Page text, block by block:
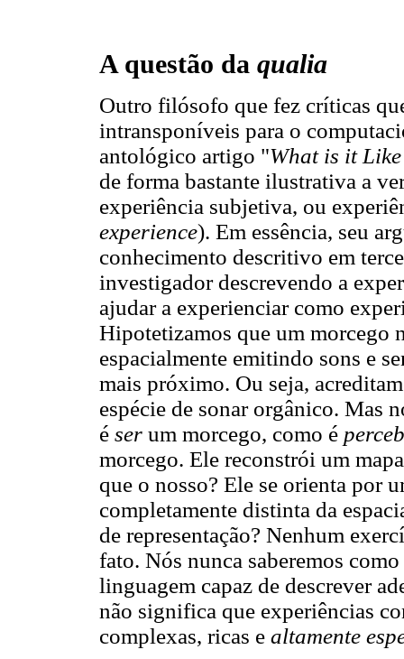
A questão da qualia
Outro filósofo que fez críticas
intransponíveis para o
antológico artigo "What is it
de forma bastante ilustrativa a
experiência subjetiva, ou
experience). Em essência, seu
conhecimento descritivo em
investigador descrevendo a
ajudar a experienciar como
Hipotetizamos que um morcego
espacialmente emitindo sons e
mais próximo. Ou seja,
espécie de sonar orgânico. Mas
é ser um morcego, como é
morcego. Ele reconstrói um
que o nosso? Ele se orienta por
completamente distinta da
de representação? Nenhum
fato. Nós nunca saberemos
linguagem capaz de descrever
não significa que experiências
complexas, ricas e altamente